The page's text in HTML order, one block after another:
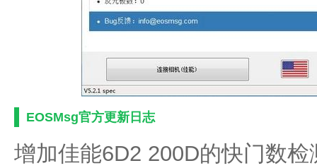
EOSMsg官方更新日志
增加佳能6D2 200D的快门数